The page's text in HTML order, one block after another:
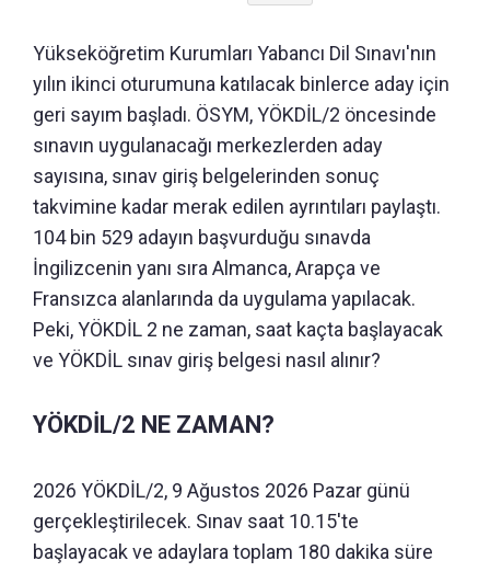
Yükseköğretim Kurumları Yabancı Dil Sınavı'nın
yılın ikinci oturumuna katılacak binlerce aday için
geri sayım başladı. ÖSYM, YÖKDİL/2 öncesinde
sınavın uygulanacağı merkezlerden aday
sayısına, sınav giriş belgelerinden sonuç
takvimine kadar merak edilen ayrıntıları paylaştı.
104 bin 529 adayın başvurduğu sınavda
İngilizcenin yanı sıra Almanca, Arapça ve
Fransızca alanlarında da uygulama yapılacak.
Peki, YÖKDİL 2 ne zaman, saat kaçta başlayacak
ve YÖKDİL sınav giriş belgesi nasıl alınır?
YÖKDİL/2 NE ZAMAN?
2026 YÖKDİL/2, 9 Ağustos 2026 Pazar günü
gerçekleştirilecek. Sınav saat 10.15'te
başlayacak ve adaylara toplam 180 dakika süre